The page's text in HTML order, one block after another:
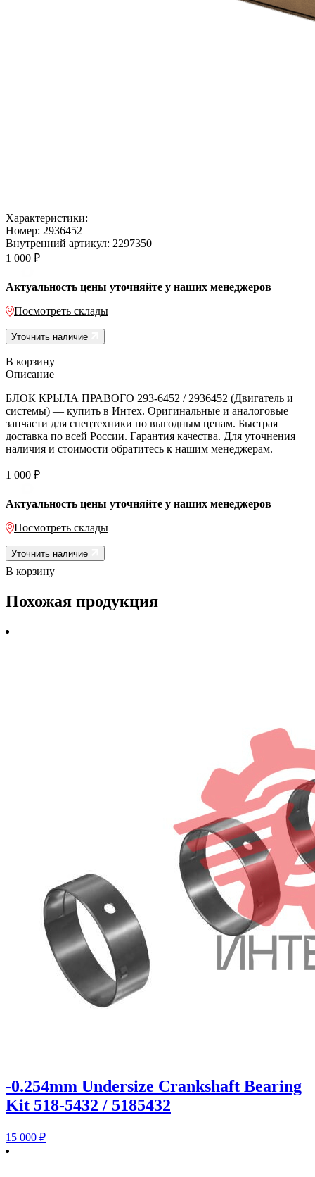
Характеристики:
Номер: 2936452
Внутренний артикул: 2297350
1 000 ₽
Актуальность цены уточняйте у наших менеджеров
Посмотреть склады
Уточнить наличие
В корзину
Описание
БЛОК КРЫЛА ПРАВОГО 293-6452 / 2936452 (Двигатель и
системы) — купить в Интех. Оригинальные и аналоговые
запчасти для спецтехники по выгодным ценам. Быстрая
доставка по всей России. Гарантия качества. Для уточнения
наличия и стоимости обратитесь к нашим менеджерам.
1 000 ₽
Актуальность цены уточняйте у наших менеджеров
Посмотреть склады
Уточнить наличие
В корзину
Похожая продукция
-0.254mm Undersize Crankshaft Bearing
Kit 518-5432 / 5185432
15 000 ₽